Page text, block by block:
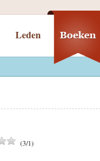
Leden
(3/1)